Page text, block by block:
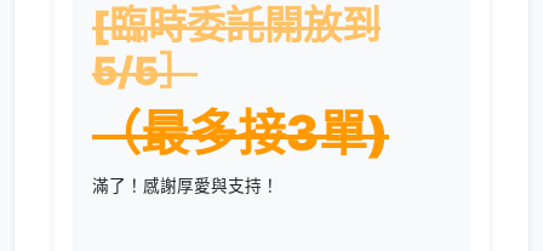
[臨時委託開放到
5/5］
（最多接3單)
滿了！感謝厚愛與支持！